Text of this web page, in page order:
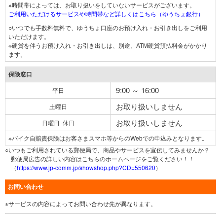
※時間帯によっては、お取り扱いをしていないサービスがございます。
ご利用いただけるサービスや時間帯など詳しくはこちら（ゆうちょ銀行）
○いつでも手数料無料で、ゆうちょ口座のお預け入れ・お引き出しをご利用
いただけます。
※硬貨を伴うお預け入れ・お引き出しは、別途、ATM硬貨預払料金がかかり
ます。
保険窓口
平日 9:00 ～ 16:00
土曜日 お取り扱いしません
日曜日･休日 お取り扱いしません
※バイク自賠責保険はお客さまスマホ等からのWebでの申込みとなります。
○いつもご利用されている郵便局で、商品やサービスを宣伝してみませんか？
郵便局広告の詳しい内容はこちらのホームページをご覧ください！！
（https://www.jp-comm.jp/showshop.php?CD=550620）
お問い合わせ
※サービスの内容によってお問い合わせ先が異なります。